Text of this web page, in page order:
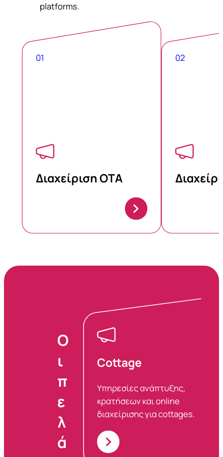
platforms.
01
Διαχείριση ΟΤΑ
02
Ο
ι
π
ε
λ
ά
Cottage
Υπηρεσίες ανάπτυξης,
κρατήσεων και online
διαχείρισης για cottages.